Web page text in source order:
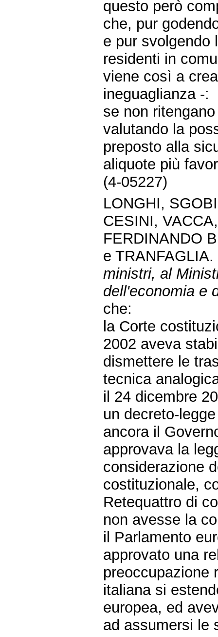
questo però
che, pur
e pur svolgendo
residenti in
viene così a
ineguaglianza -:
se non
valutando la
preposto alla
aliquote più
(4-05227)
LONGHI,
CESINI,
FERDINANDO
e
ministri, al
dell'economia e
che:
la Corte
2002 aveva
dismettere le
tecnica
il 24 dicembre
un decreto-
ancora il
approvava la
considerazione
costituzionale,
Retequattro di
non avesse la
il Parlamento
approvato una
preoccupazione
italiana si
europea, ed
ad assumersi le